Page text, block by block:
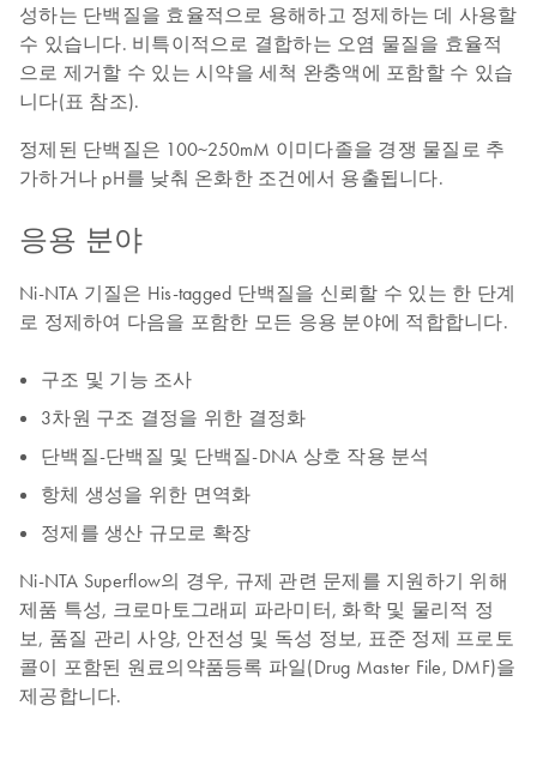
성하는 단백질을 효율적으로 용해하고 정제하는 데 사용할
수 있습니다. 비특이적으로 결합하는 오염 물질을 효율적
으로 제거할 수 있는 시약을 세척 완충액에 포함할 수 있습
니다(표 참조).
정제된 단백질은 100~250mM 이미다졸을 경쟁 물질로 추
가하거나 pH를 낮춰 온화한 조건에서 용출됩니다.
응용 분야
Ni-NTA 기질은 His-tagged 단백질을 신뢰할 수 있는 한 단계
로 정제하여 다음을 포함한 모든 응용 분야에 적합합니다.
구조 및 기능 조사
3차원 구조 결정을 위한 결정화
단백질-단백질 및 단백질-DNA 상호 작용 분석
항체 생성을 위한 면역화
정제를 생산 규모로 확장
Ni-NTA Superflow의 경우, 규제 관련 문제를 지원하기 위해
제품 특성, 크로마토그래피 파라미터, 화학 및 물리적 정
보, 품질 관리 사양, 안전성 및 독성 정보, 표준 정제 프로토
콜이 포함된 원료의약품등록 파일(Drug Master File, DMF)을
제공합니다.